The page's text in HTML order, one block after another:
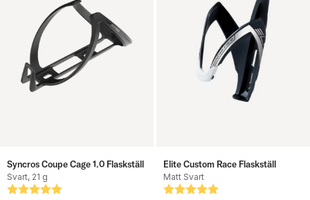
Syncros Coupe Cage 1.0 Flaskställ
Svart, 21 g
Betyg:
5.0 utav 5 stjärnor
Elite Custom Race Flaskställ
Matt Svart
Betyg:
5.0 utav 5 stjärnor